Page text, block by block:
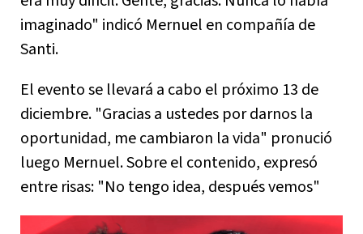
imaginado" indicó Mernuel en compañía de
Santi.
El evento se llevará a cabo el próximo 13 de
diciembre. "Gracias a ustedes por darnos la
oportunidad, me cambiaron la vida" pronució
luego Mernuel. Sobre el contenido, expresó
entre risas: "No tengo idea, después vemos"